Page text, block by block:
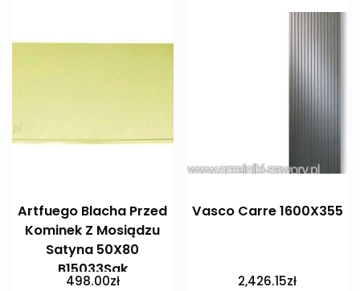
Artfuego Blacha Przed
Kominek Z Mosiądzu
Satyna 50X80
B15033Sak
498.00zł
Vasco Carre 1600X355
2,426.15zł